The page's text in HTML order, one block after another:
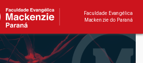
Faculdade Evangélica
Mackenzie do Paraná